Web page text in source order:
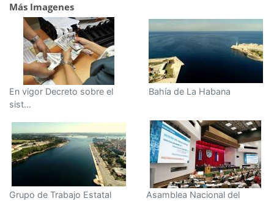
Más Imagenes
En vigor Decreto sobre el
sist...
Bahía de La Habana
Grupo de Trabajo Estatal
Asamblea Nacional del